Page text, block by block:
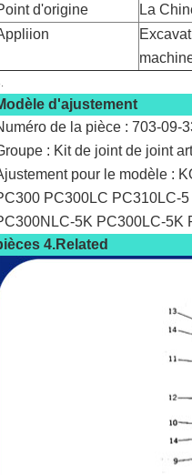
d'origine
La
d'ajustement
de la pièce : 703-09-
: Kit de joint de joint
pour le modèle :
PC300LC PC310LC-
5K PC300LC-5K
4.Related